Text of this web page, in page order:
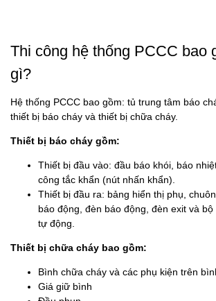
Thi công hệ thống PCCC bao
gì?
Hệ thống PCCC bao gồm: tủ trung tâm báo
thiết bị báo cháy và thiết bị chữa cháy.
Thiết bị báo cháy gồm:
Thiết bị đầu vào: đầu báo khói, báo
công tắc khẩn (nút nhấn khẩn).
Thiết bị đầu ra: bảng hiển thị phụ,
báo động, đèn báo động, đèn exit và
tự động.
Thiết bị chữa cháy bao gồm:
Bình chữa cháy và các phụ kiện trên
Giá giữ bình